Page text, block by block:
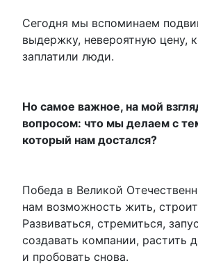
Сегодня мы вспоминаем
выдержку, невероятную цену,
заплатили люди.
Но самое важное, на мой
вопросом: что мы делаем с
который нам достался?
Победа в Великой
нам возможность жить,
Развиваться, стремиться,
создавать компании, растить
и пробовать снова.